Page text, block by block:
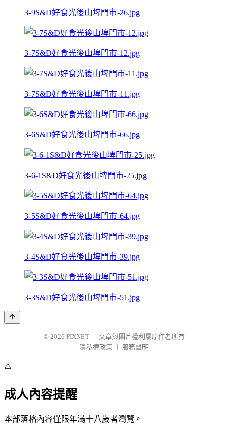
3-9S&D好食光後山埤門市-26.jpg
3-7S&D好食光後山埤門市-12.jpg
3-7S&D好食光後山埤門市-11.jpg
3-6S&D好食光後山埤門市-66.jpg
3-6-1S&D好食光後山埤門市-25.jpg
3-5S&D好食光後山埤門市-64.jpg
3-4S&D好食光後山埤門市-39.jpg
3-3S&D好食光後山埤門市-51.jpg
© 2026 PIXNET
文章與圖片權利屬原作者所有
隱私權政策
服務聲明
⚠️
成人內容提醒
本部落格內容僅限年滿十八歲者瀏覽。